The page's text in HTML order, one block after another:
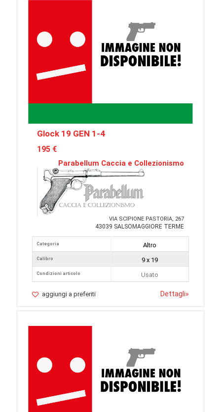
Glock 19 GEN 1-4
195 €
Parabellum Caccia e Collezionismo
VIA SCIPIONE PASTORIA, 267
43039 SALSOMAGGIORE TERME
Categoria
Calibro
Condizioni articolo
Altro
9 x 19
Usato
aggiungi a preferiti Dettagli»